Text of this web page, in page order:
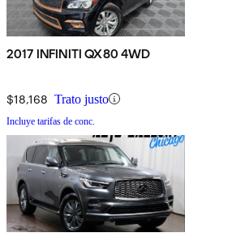
2017 INFINITI QX80 4WD
$18,168 Trato justo
Incluye tarifas de conc.